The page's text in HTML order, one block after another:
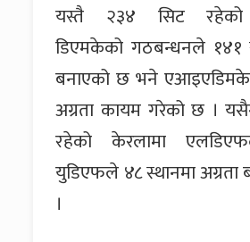
यस्तै २३४ सिट रहेको
डिएमकेको गठबन्धनले १४१
बनाएको छ भने
अग्रता कायम गरेको छ ।
रहेको केरलामा
युडिएफले ४८ स्थानमा
।